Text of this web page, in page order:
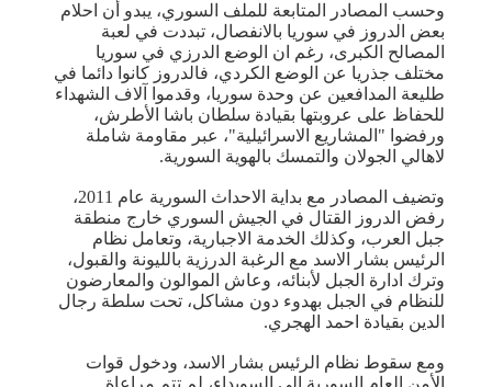
وحسب المصادر المتابعة للملف السوري، يبدو أن احلام
بعض الدروز في سوريا بالانفصال، تبددت في لعبة
المصالح الكبرى، رغم ان الوضع الدرزي في سوريا
مختلف جذريا عن الوضع الكردي، فالدروز كانوا دائما في
طليعة المدافعين عن وحدة سوريا، وقدموا آلاف الشهداء
للحفاظ على عروبتها بقيادة سلطان باشا الأطرش،
ورفضوا "المشاريع الاسرائيلية"، عبر مقاومة شاملة
لاهالي الجولان والتمسك بالهوية السورية.
وتضيف المصادر مع بداية الاحداث السورية عام 2011،
رفض الدروز القتال في الجيش السوري خارج منطقة
جبل العرب، وكذلك الخدمة الاجبارية، وتعامل نظام
الرئيس بشار الاسد مع الرغبة الدرزية بالليونة والقبول،
وترك ادارة الجبل لأبنائه، وعاش الموالون والمعارضون
للنظام في الجبل بهدوء دون مشاكل، تحت سلطة رجال
الدين بقيادة احمد الهجري.
ومع سقوط نظام الرئيس بشار الاسد، ودخول قوات